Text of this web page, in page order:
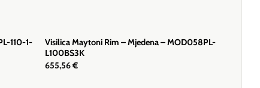
110-1-
Visilica Maytoni Rim – Mjedena – MOD058PL-
L100BS3K
655,56€